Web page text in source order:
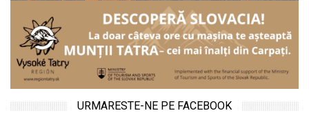
URMARESTE-NE PE FACEBOOK